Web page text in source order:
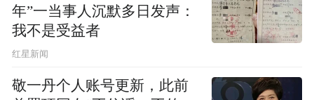
年”一当事人沉默多日发声：
我不是受益者
红星新闻
敬一丹个人账号更新，此前